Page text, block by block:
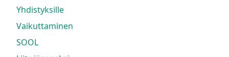
Yhdistyksille
Vaikuttaminen
SOOL